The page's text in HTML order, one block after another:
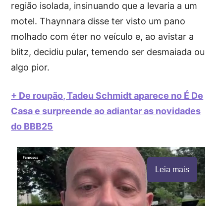
região isolada, insinuando que a levaria a um
motel. Thaynnara disse ter visto um pano
molhado com éter no veículo e, ao avistar a
blitz, decidiu pular, temendo ser desmaiada ou
algo pior.
+ De roupão, Tadeu Schmidt aparece no É De
Casa e surpreende ao adiantar as novidades
do BBB25
Leia mais